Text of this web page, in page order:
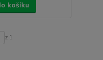
košíku
z 1